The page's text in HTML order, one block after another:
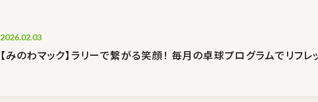
2026.02.03
【みのわマック】ラリーで繋がる笑顔！ 毎月の卓球プログラムでリフレ